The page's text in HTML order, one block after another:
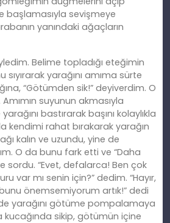
başlamasıyla sevişmeye
yanındaki ağaçların
Belime topladığı eteğimin
yarağını amıma sürte
“Götümden sik!” deyiverdim. O
suyunun akmasıyla
bastırarak başını kolaylıkla
kendimi rahat bırakarak yarağın
kalın ve uzundu, yine de
O da bunu fark etti ve “Daha
sordu. “Evet, defalarca! Ben çok
var mı senin için?” dedim. “Hayır,
önemsemiyorum artık!” dedi
yarağını götüme pompalamaya
kucağında sikip, götümün içine